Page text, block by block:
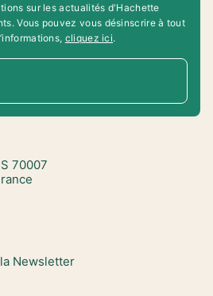
sur les actualités d'Hachette
Vous pouvez vous désinscrire à tout
cliquez ici.
70007
Newsletter